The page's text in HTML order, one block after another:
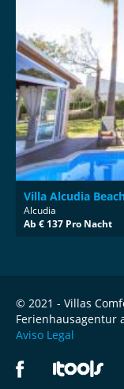
Villa Alcudia
Alcudia
Ab € 137 Pro Nacht
© 2021 - Villas
Ferienhausagentur
Aviso Legal